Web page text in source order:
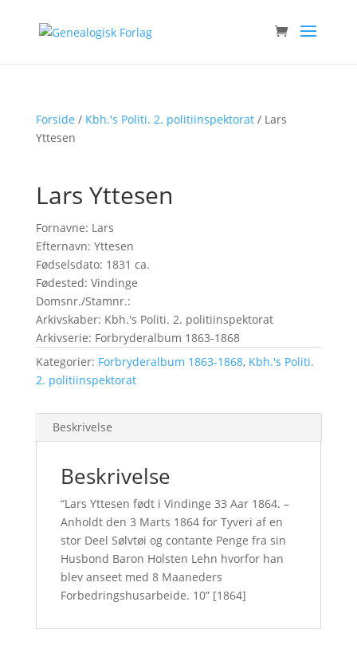
Forside / Kbh.'s Politi. 2. politiinspektorat/ Lars
Yttesen
Lars Yttesen
Fornavne: Lars
Efternavn: Yttesen
Fødselsdato: 1831 ca.
Fødested: Vindinge
Domsnr./Stamnr.:
Arkivskaber: Kbh.'s Politi. 2. politiinspektorat
Arkivserie: Forbryderalbum 1863-1868
Kategorier: Forbryderalbum 1863-1868, Kbh.'s Politi.
2. politiinspektorat
Beskrivelse
Beskrivelse
“Lars Yttesen født i Vindinge 33 Aar 1864. –
Anholdt den 3 Marts 1864 for Tyveri af en
stor Deel Sølvtøi og contante Penge fra sin
Husbond Baron Holsten Lehn hvorfor han
blev anseet med 8 Maaneders
Forbedringshusarbeide. 10” [1864]